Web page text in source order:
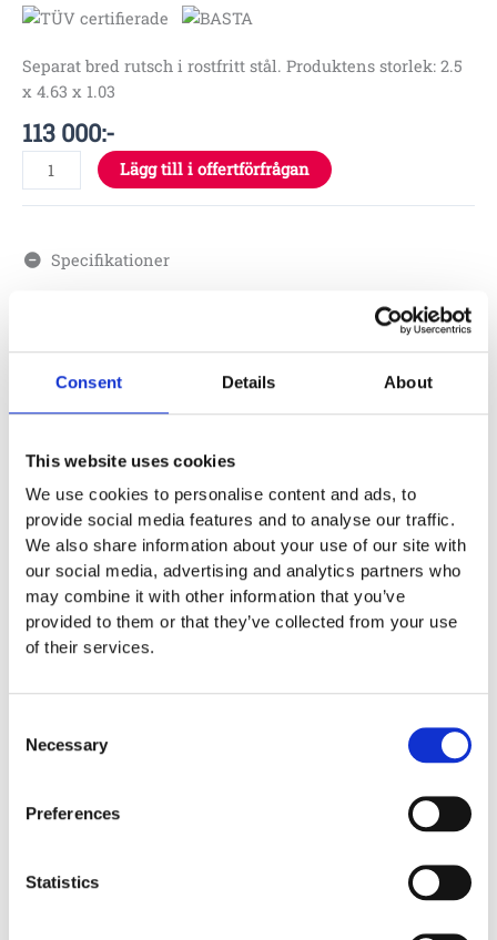
Consent Details About
This website uses cookies
We use cookies to personalise content and ads, to
provide social media features and to analyse our traffic.
We also share information about your use of our site with
our social media, advertising and analytics partners who
may combine it with other information that you’ve
provided to them or that they’ve collected from your use
of their services.
Selection
Necessary
Preferences
Statistics
Separat bred rutsch i rostfritt stål. Produktens storlek: 2.5
x 4.63 x 1.03
113 000:-
Lägg till i offertförfrågan
Specifikationer
4.63 x 1.03 x 2.5 m
2.5 m
5.37 x 6.02 m
Material
Skötsel
Garantivillkor
Produktens utseende kan avvika mot de bilder som visas
på hemsidan.
Mer information om produkten, klicka här